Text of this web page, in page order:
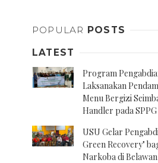
POPULAR POSTS
LATEST
Program
Laksanakan
Menu Bergizi
Handler pada
USU Gelar
Green Recovery"
Narkoba di